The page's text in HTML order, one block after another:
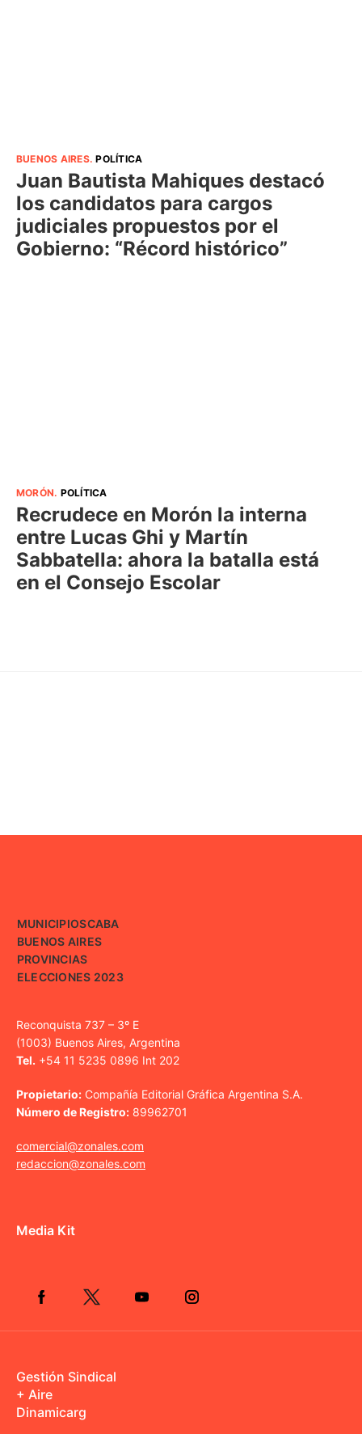
BUENOS AIRES.POLÍTICA
Juan Bautista Mahiques destacó
los candidatos para cargos
judiciales propuestos por el
Gobierno: “Récord histórico”
MORÓN. POLÍTICA
Recrudece en Morón la interna
entre Lucas Ghi y Martín
Sabbatella: ahora la batalla está
en el Consejo Escolar
MUNICIPIOSCABA
BUENOS AIRES
PROVINCIAS
ELECCIONES 2023
Reconquista 737 – 3º E
(1003) Buenos Aires, Argentina
Tel. +54 11 5235 0896 Int 202
Propietario: Compañía Editorial Gráfica Argentina S.A.
Número de Registro: 89962701
comercial@zonales.com
redaccion@zonales.com
Media Kit
Gestión Sindical
+ Aire
Dinamicarg